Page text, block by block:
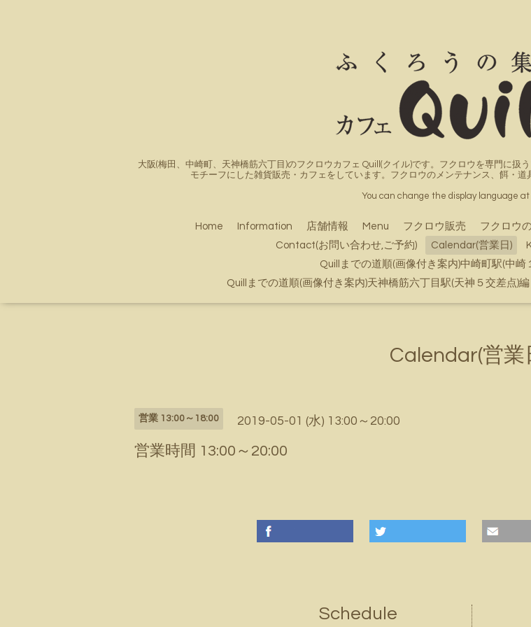
大阪(梅田、中崎町、天神橋筋六丁目)のフクロウカフェ Quill(クイル)です。フクロウを専門に
モチーフにした雑貨販売・カフェをしています。フクロウのメンテナンス、餌・
You can change the display language at
Home Information 店舗情報 Menu フクロウ販売 フクロウ
Contact(お問い合わせ,ご予約)
Calendar(営業日)
Quillまでの道順(画像付き案内)中崎町駅(中崎
Quillまでの道順(画像付き案内)天神橋筋六丁目駅(天神５交差点)
Calendar(営業
営業 13:00～18:00 2019-05-01 (水) 13:00～20:00
営業時間 13:00～20:00
Schedule